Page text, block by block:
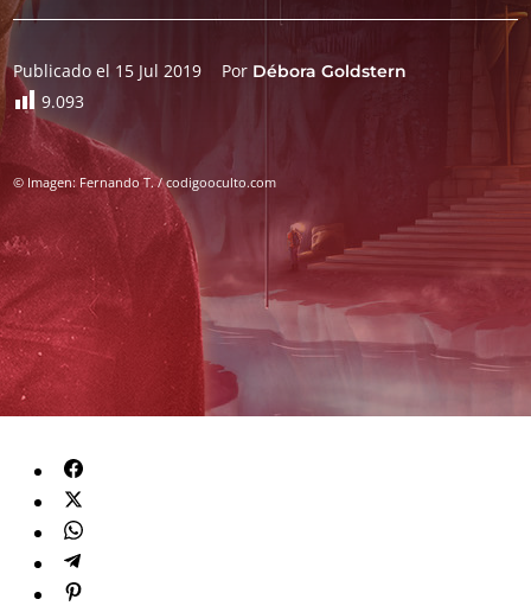
Publicado el 15 Jul 2019 Por Débora Goldstern
9.093
© Imagen: Fernando T. / codigooculto.com